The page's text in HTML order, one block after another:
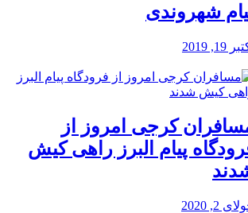
شهروندی
19, 2019
کرجی امروز از
پیام البرز راهی کیش
2, 2020